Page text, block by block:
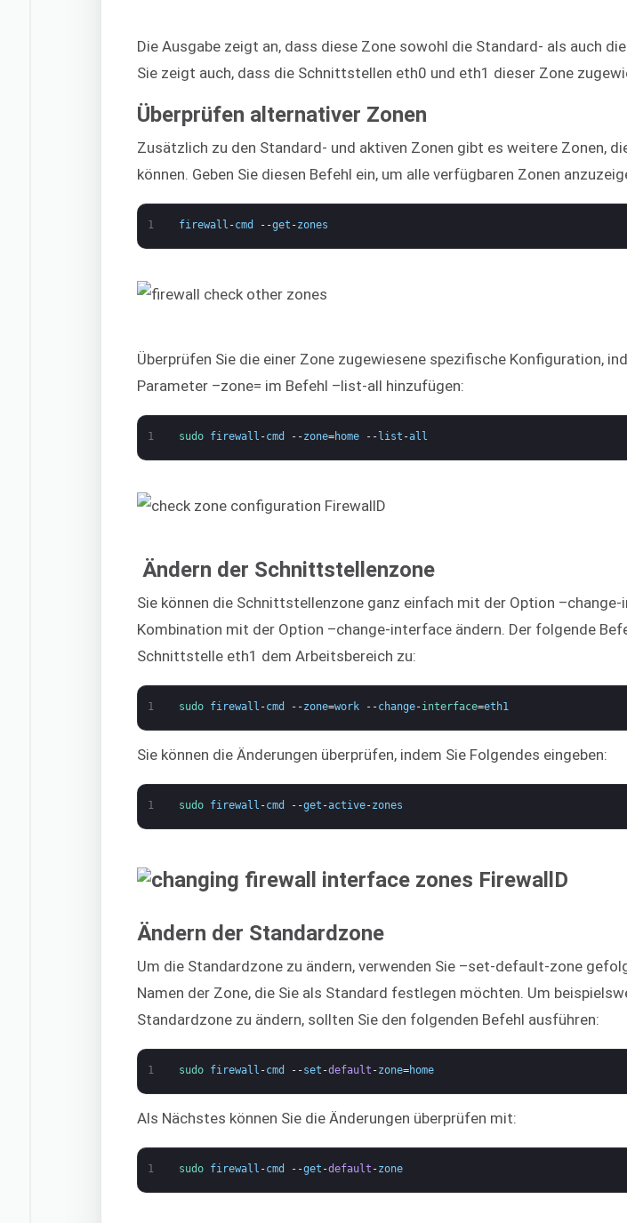
Die Ausgabe zeigt an, dass diese Zone sowohl die Standard- als auch
Sie zeigt auch, dass die Schnittstellen eth0 und eth1 dieser Zone
Überprüfen alternativer Zonen
Zusätzlich zu den Standard- und aktiven Zonen gibt es weitere Zonen,
können. Geben Sie diesen Befehl ein, um alle verfügbaren Zonen
1 firewall -cmd --get -zones
Überprüfen Sie die einer Zone zugewiesene spezifische Konfiguration,
Parameter –zone= im Befehl –list-all hinzufügen:
1 sudo firewall -cmd --zone=home -- list -all
Ändern der Schnittstellenzone
Sie können die Schnittstellenzone ganz einfach mit der Option
Kombination mit der Option –change-interface ändern. Der folgende
Schnittstelle eth1 dem Arbeitsbereich zu:
1 sudo firewall -cmd --zone=work --change-interface=eth1
Sie können die Änderungen überprüfen, indem Sie Folgendes eingeben:
1 sudo firewall -cmd --get -active-zones
Ändern der Standardzone
Um die Standardzone zu ändern, verwenden Sie –set-default-zone
Namen der Zone, die Sie als Standard festlegen möchten. Um
Standardzone zu ändern, sollten Sie den folgenden Befehl ausführen:
1 sudo firewall -cmd --set -default -zone=home
Als Nächstes können Sie die Änderungen überprüfen mit:
1 sudo firewall -cmd --get -default -zone